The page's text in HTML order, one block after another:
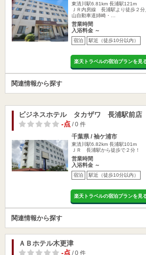
東清川駅6.81km 長浦駅121m
ＪＲ内房線 長浦駅より徒歩２
山自動車道姉崎・…
営業時間
入浴料金 ～
宿泊 駅近（徒歩10分以内）
楽天トラベルの宿泊プランを見
関連情報から探す
ビジネスホテル タカザワ 長浦駅前店
-点/ 0 件
千葉県 / 袖ケ浦市
東清川駅6.82km 長浦駅101m
ＪＲ 長浦駅から徒歩で２分！
営業時間
入浴料金 ～
宿泊 駅近（徒歩10分以内）
楽天トラベルの宿泊プランを見
関連情報から探す
ＡＢホテル木更津
-点/ 0 件